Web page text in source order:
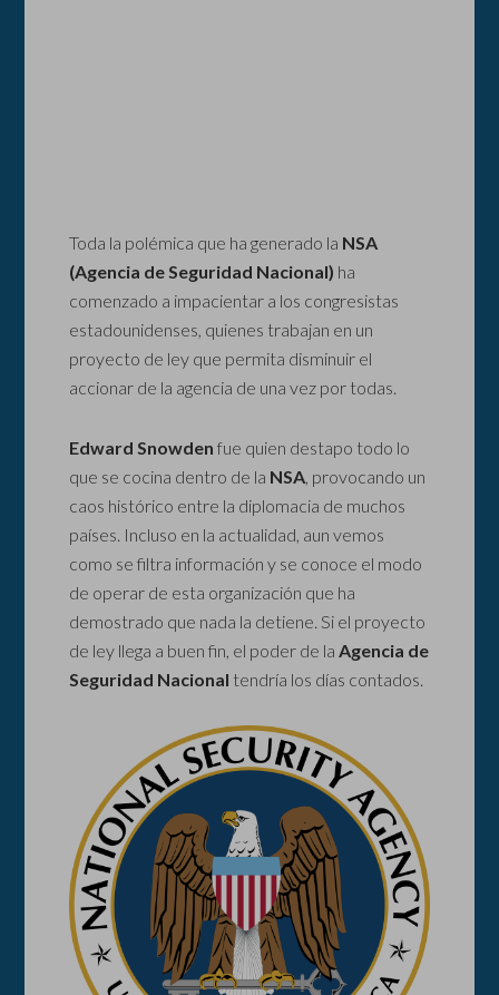
Toda la polémica que ha generado la NSA
(Agencia de Seguridad Nacional) ha
comenzado a impacientar a los congresistas
estadounidenses, quienes trabajan en un
proyecto de ley que permita disminuir el
accionar de la agencia de una vez por todas.
Edward Snowden fue quien destapo todo lo
que se cocina dentro de la NSA, provocando un
caos histórico entre la diplomacia de muchos
países. Incluso en la actualidad, aun vemos
como se filtra información y se conoce el modo
de operar de esta organización que ha
demostrado que nada la detiene. Si el proyecto
de ley llega a buen fin, el poder de laAgencia de
Seguridad Nacional tendría los días contados.